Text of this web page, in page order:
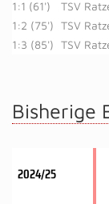
1:1 (61')
TSV
1:2 (75') TSV
1:3 (85') TSV
Bisherige
2024/25